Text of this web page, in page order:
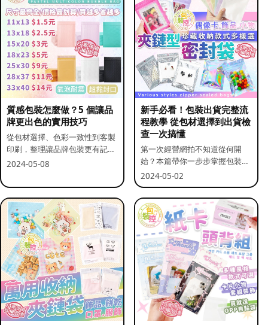
質感包裝怎麼做？5 個讓品
牌更出色的實用技巧
從包材選擇、色彩一致性到客製
印刷，整理讓品牌包裝更有記憶
點的實用做法。
2024-05-08
新手必看！包裝出貨完整流
程教學 從包材選擇到出貨檢
查一次搞懂
第一次經營網拍不知道從何開
始？本篇帶你一步步掌握包裝流
程與出貨前檢查重點。
2024-05-02